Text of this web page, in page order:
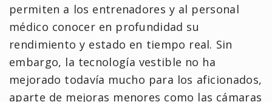
permiten a los entrenadores y al personal
médico conocer en profundidad su
rendimiento y estado en tiempo real. Sin
embargo, la tecnología vestible no ha
mejorado todavía mucho para los aficionados,
aparte de mejoras menores como las cámaras